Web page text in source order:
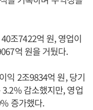
조7422억 원, 영업이
억 원을 거뒀다.
익 2조9834억 원, 당기
감소했지만, 영업
증가했다.